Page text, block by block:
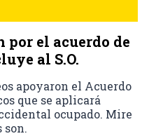
por el acuerdo de
al S.O.
apoyaron el Acuerdo
que se aplicará
ocupado. Mire
son.